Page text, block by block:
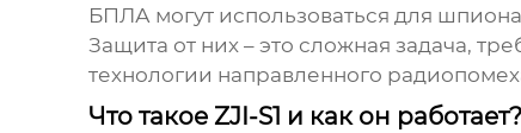
БПЛА могут использоваться для
Защита от них – это сложная задача,
технологии направленного
Что такое ZJI-S1 и как он работает?